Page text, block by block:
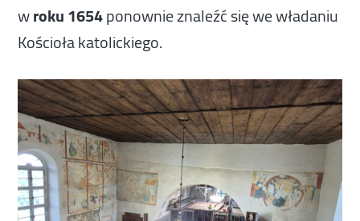
wroku 1654ponownie znaleźć się we władaniu
Kościoła katolickiego.